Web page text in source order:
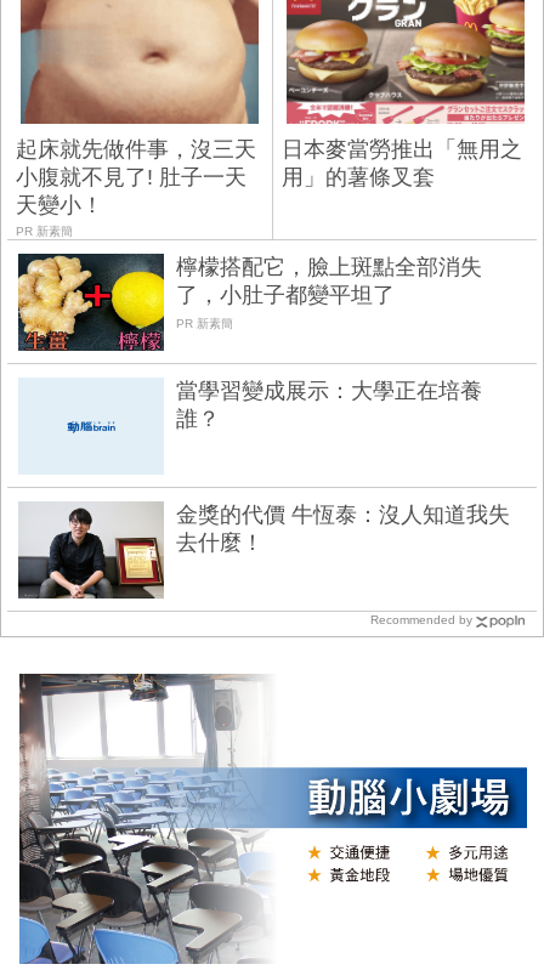
起床就先做件事，沒三天
小腹就不見了! 肚子一天
天變小！
PR 新素簡
日本麥當勞推出「無用之
用」的薯條叉套
檸檬搭配它，臉上斑點全部消失
了，小肚子都變平坦了
PR 新素簡
當學習變成展示：大學正在培養
誰？
金獎的代價 牛恆泰：沒人知道我失
去什麼！
Recommended by